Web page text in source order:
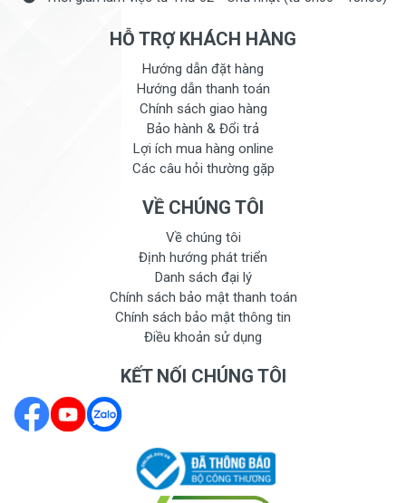
HỖ TRỢ KHÁCH HÀNG
Hướng dẫn đặt hàng
Hướng dẫn thanh toán
Chính sách giao hàng
Bảo hành & Đổi trả
Lợi ích mua hàng online
Các câu hỏi thường gặp
VỀ CHÚNG TÔI
Về chúng tôi
Định hướng phát triển
Danh sách đại lý
Chính sách bảo mật thanh toán
Chính sách bảo mật thông tin
Điều khoản sử dụng
KẾT NỐI CHÚNG TÔI